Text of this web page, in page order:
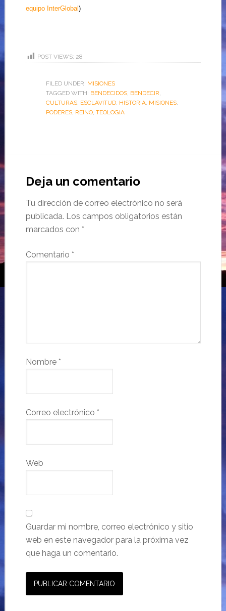
equipo InterGlobal)
POST VIEWS: 28
FILED UNDER: MISIONES
TAGGED WITH: BENDECIDOS, BENDECIR,
CULTURAS, ESCLAVITUD, HISTORIA, MISIONES,
PODERES, REINO, TEOLOGIA
Deja un comentario
Tu dirección de correo electrónico no será
publicada. Los campos obligatorios están
marcados con *
Comentario *
Nombre *
Correo electrónico *
Web
Guardar mi nombre, correo electrónico y sitio
web en este navegador para la próxima vez
que haga un comentario.